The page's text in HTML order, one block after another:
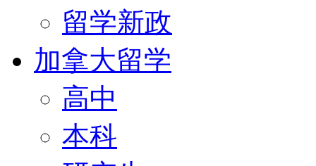
留学新政
加拿大留学
高中
本科